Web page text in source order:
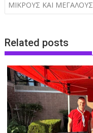
navigation
ΜΙΚΡΟΥΣ ΚΑΙ ΜΕΓΑΛΟΥΣ
Related posts